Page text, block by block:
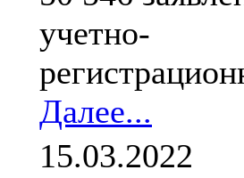
учетно-
Далее...
15.03.2022